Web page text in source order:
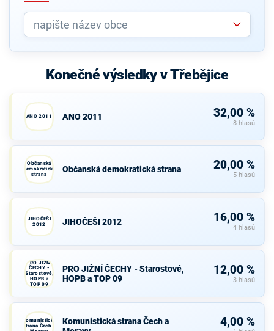
Konečné výsledky v Třebějice
ANO 2011 ANO 2011 32,00 %
8 hlasů
Občanská
demokratická
strana
Občanská demokratická strana 20,00 %
5 hlasů
JIHOČEŠI
2012
JIHOČEŠI 2012 16,00 %
4 hlasů
PRO JIŽNÍ
ČECHY -
Starostové,
HOPB a
TOP 09
PRO JIŽNÍ ČECHY - Starostové,
HOPB a TOP 09
12,00 %
3 hlasů
Komunistická
strana Čech a
Komunistická strana Čech a
4,00 %